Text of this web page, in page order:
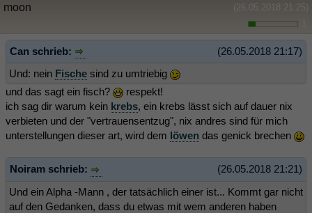
(26.05.2018 21:25)
moon
(26.05.2018 21:17)
Can schrieb:
Und: nein Fische sind zu umtriebig
und das sagt ein fisch?
respekt!
ich sag dir warum kein krebs, ein krebs lässt sich auf dauer nix
verbieten und der "vertrauensentzug", nix andres sind für mich
unterstellungen dieser art, wird dem löwen das genick brechen
(26.05.2018 21:21)
Noiram schrieb:
Und ein Alpha -Mann , der tatsächlich einer ist... Kommt gar nicht
auf den Gedanken, dass du etwas mit wem anderen haben